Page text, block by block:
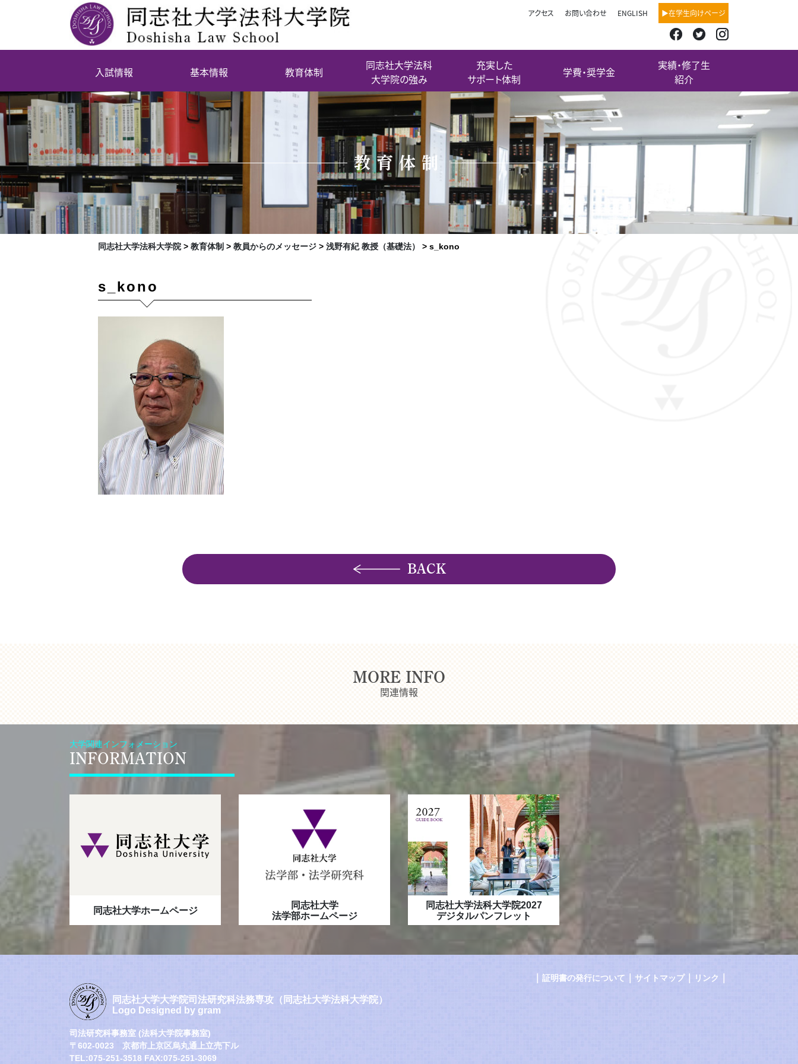
アクセス お問い合わせ ENGLISH ▶在学生向けページ
入試情報 基本情報 教育体制
同志社大学法科
大学院の強み
充実した
サポート体制
学費・奨学金
実績・修了生
紹介
教育体制
同志社大学法科大学院> 教育体制 > 教員からのメッセージ> 浅野有紀 教授（基礎法） > s_kono
s_kono
BACK
MORE INFO
関連情報
大学関連インフォメーション
INFORMATION
同志社大学ホームページ
同志社大学
法学部ホームページ
同志社大学法科大学院2027
デジタルパンフレット
証明書の発行について サイトマップ｜ リンク
同志社大学大学院司法研究科法務専攻（同志社大学法科大学院）
Logo Designed by gram
司法研究科事務室 (法科大学院事務室)
〒602-0023 京都市上京区烏丸通上立売下ル
TEL:075-251-3518 FAX:075-251-3069